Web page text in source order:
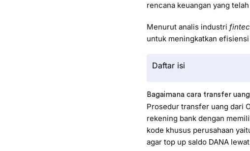
rencana keuangan yang
Menurut analis industri
untuk meningkatkan
Daftar isi
Bagaimana cara transfer
Prosedur transfer uang dari
rekening bank dengan
kode khusus perusahaan
agar top up saldo DANA